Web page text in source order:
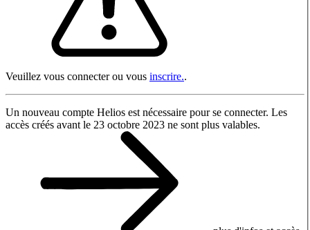
Veuillez vous connecter ou vous inscrire..
Un nouveau compte Helios est nécessaire pour se connecter. Les
accès créés avant le 23 octobre 2023 ne sont plus valables.